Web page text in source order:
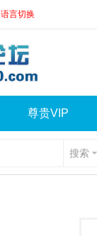
语言切换
尊贵VIP
搜索